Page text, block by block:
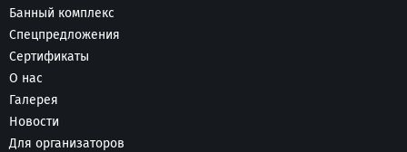
Банный комплекс
Спецпредложения
Сертификаты
О нас
Галерея
Новости
Для организаторов